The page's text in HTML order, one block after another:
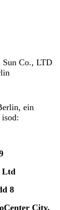
Sun Co., LTD
ein
Ltd
8
City,